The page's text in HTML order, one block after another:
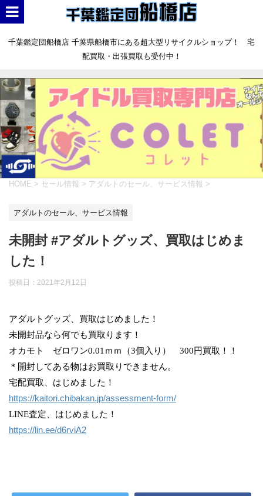
千葉鑑定団船橋店 千葉県船橋市にある超大型リサイクルショップ！ 宅
配買取・出張買取も受付中！
HOME > セール情報 > アダルトのセール、サービス情報 >
アダルトのセール、サービス情報
未開封 #アダルトグッズ、買取はじめま
した！
投稿日： 2021年2月12日
アダルトグッズ、買取はじめました！
未開封品なら何でも買取ります！
オカモト ゼロワン0.01ｍｍ（3個入り） 300円買取！！
＊開封してある物はお買取りできません。
宅配買取、はじめました！
https://kaitori.chibakan.jp/assessment-form/
LINE査定、はじめました！
https://lin.ee/d6rviA2